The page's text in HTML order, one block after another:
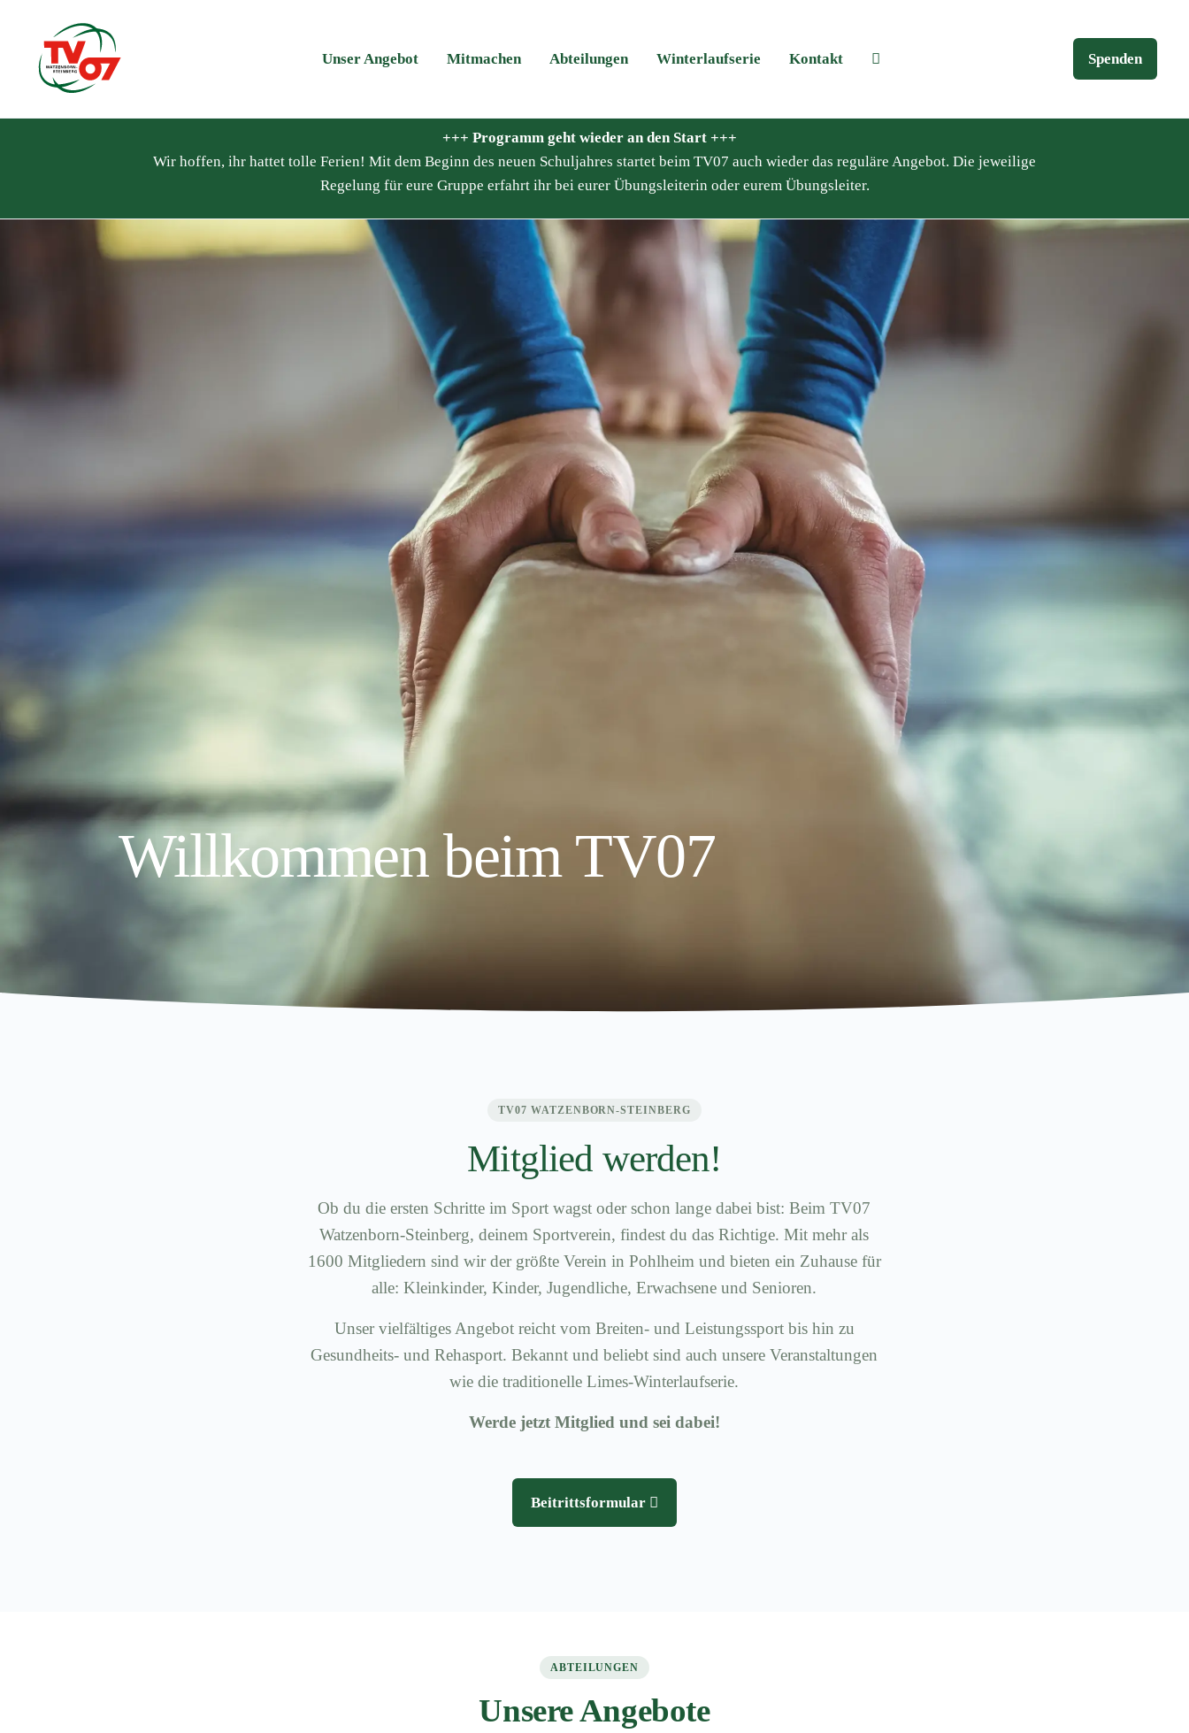
Unser Angebot Mitmachen Abteilungen Winterlaufserie Kontakt Spenden
+++ Programm geht wieder an den Start +++
Wir hoffen, ihr hattet tolle Ferien! Mit dem Beginn des neuen Schuljahres startet beim TV07 auch wieder das reguläre Angebot. Die jeweilige
Regelung für eure Gruppe erfahrt ihr bei eurer Übungsleiterin oder eurem Übungsleiter.
Willkommen beim TV07
TV07 WATZENBORN-STEINBERG
Mitglied werden!
Ob du die ersten Schritte im Sport wagst oder schon lange dabei bist: Beim TV07
Watzenborn-Steinberg, deinem Sportverein, findest du das Richtige. Mit mehr als
1600 Mitgliedern sind wir der größte Verein in Pohlheim und bieten ein Zuhause für
alle: Kleinkinder, Kinder, Jugendliche, Erwachsene und Senioren.
Unser vielfältiges Angebot reicht vom Breiten- und Leistungssport bis hin zu
Gesundheits- und Rehasport. Bekannt und beliebt sind auch unsere Veranstaltungen
wie die traditionelle Limes-Winterlaufserie.
Werde jetzt Mitglied und sei dabei!
Beitrittsformular
ABTEILUNGEN
Unsere Angebote